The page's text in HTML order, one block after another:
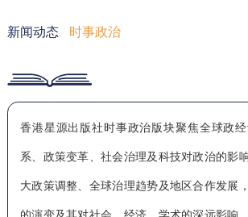
新闻动态 时事政治
香港星源出版社时事政治版块聚焦全球政
系、政策变革、社会治理及科技对政治的影
大政策调整、全球治理趋势及地区合作发展